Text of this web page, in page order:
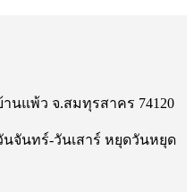
นแพ้ว จ.สมทุรสาคร 74120
นจันทร์-วันเสาร์ หยุดวันหยุด